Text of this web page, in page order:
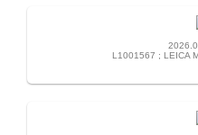
L1001567 ; LEICA